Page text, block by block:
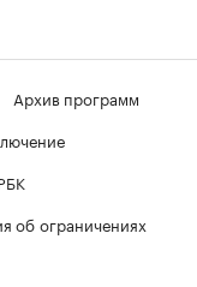
Архив программ
об ограничениях